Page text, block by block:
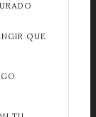
QUE